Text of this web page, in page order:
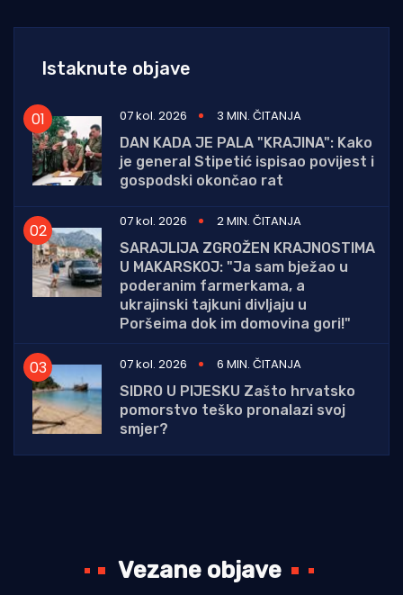
Istaknute objave
07 kol. 2026
3 MIN. ČITANJA
DAN KADA JE PALA "KRAJINA": Kako
je general Stipetić ispisao povijest i
gospodski okončao rat
07 kol. 2026
2 MIN. ČITANJA
SARAJLIJA ZGROŽEN KRAJNOSTIMA
U MAKARSKOJ: "Ja sam bježao u
poderanim farmerkama, a
ukrajinski tajkuni divljaju u
Poršeima dok im domovina gori!"
07 kol. 2026
6 MIN. ČITANJA
SIDRO U PIJESKU Zašto hrvatsko
pomorstvo teško pronalazi svoj
smjer?
Vezane objave